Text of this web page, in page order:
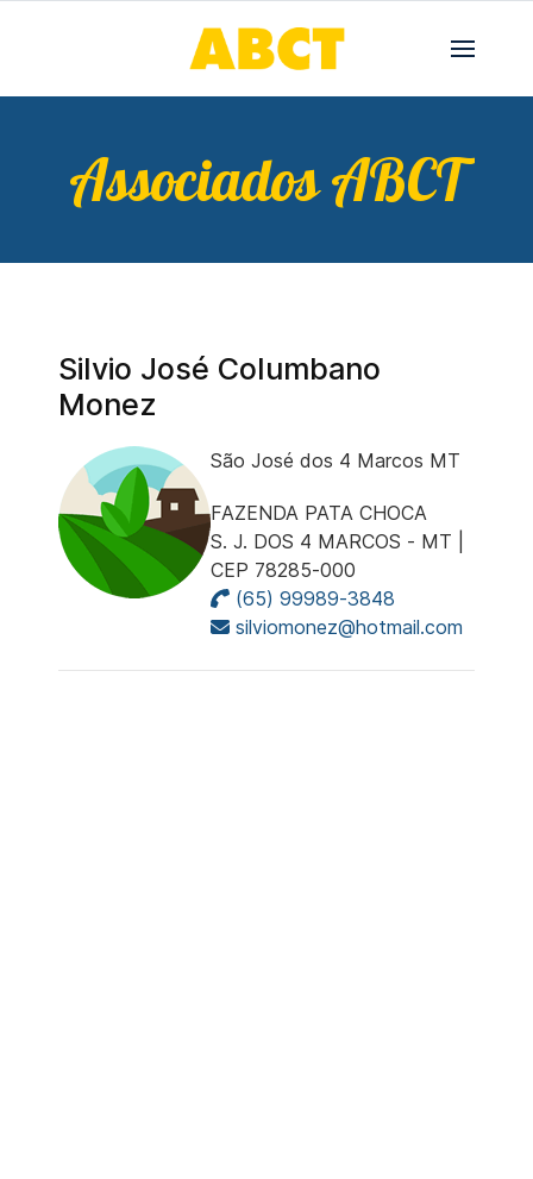
Associados ABCT
Silvio José Columbano
Monez
São José dos 4 Marcos MT
FAZENDA PATA CHOCA
S. J. DOS 4 MARCOS - MT |
CEP 78285-000
(65) 99989-3848
silviomonez@hotmail.com